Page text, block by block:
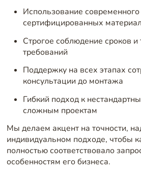
Использование
сертифицированных
Строгое соблюдение сроков и
требований
Поддержку на всех этапах
консультации до монтажа
Гибкий подход к
сложным проектам
Мы делаем акцент на точности,
индивидуальном подходе, чтобы
полностью соответствовало
особенностям его бизнеса.